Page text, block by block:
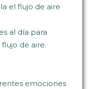
el flujo de aire
al día para
de aire.
emociones